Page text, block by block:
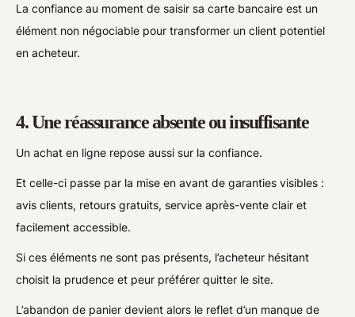
La confiance au moment de saisir sa carte bancaire est un
élément non négociable pour transformer un client potentiel
en acheteur.
4. Une réassurance absente ou insuffisante
Un achat en ligne repose aussi sur la confiance.
Et celle-ci passe par la mise en avant de garanties visibles :
avis clients, retours gratuits, service après-vente clair et
facilement accessible.
Si ces éléments ne sont pas présents, l’acheteur hésitant
choisit la prudence et peur préférer quitter le site.
L’abandon de panier devient alors le reflet d’un manque de